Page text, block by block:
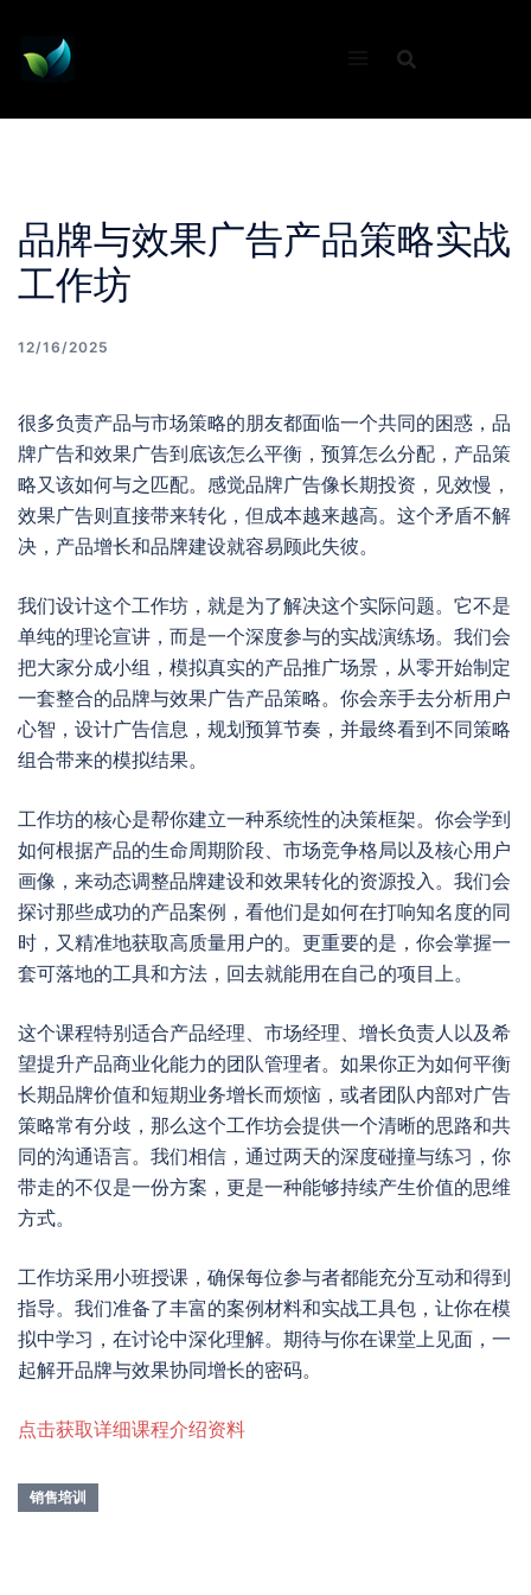
content
品牌与效果广告产品策略实战
工作坊
12/16/2025
很多负责产品与市场策略的朋友都面临一个共同的困惑，品
牌广告和效果广告到底该怎么平衡，预算怎么分配，产品策
略又该如何与之匹配。感觉品牌广告像长期投资，见效慢，
效果广告则直接带来转化，但成本越来越高。这个矛盾不解
决，产品增长和品牌建设就容易顾此失彼。
我们设计这个工作坊，就是为了解决这个实际问题。它不是
单纯的理论宣讲，而是一个深度参与的实战演练场。我们会
把大家分成小组，模拟真实的产品推广场景，从零开始制定
一套整合的品牌与效果广告产品策略。你会亲手去分析用户
心智，设计广告信息，规划预算节奏，并最终看到不同策略
组合带来的模拟结果。
工作坊的核心是帮你建立一种系统性的决策框架。你会学到
如何根据产品的生命周期阶段、市场竞争格局以及核心用户
画像，来动态调整品牌建设和效果转化的资源投入。我们会
探讨那些成功的产品案例，看他们是如何在打响知名度的同
时，又精准地获取高质量用户的。更重要的是，你会掌握一
套可落地的工具和方法，回去就能用在自己的项目上。
这个课程特别适合产品经理、市场经理、增长负责人以及希
望提升产品商业化能力的团队管理者。如果你正为如何平衡
长期品牌价值和短期业务增长而烦恼，或者团队内部对广告
策略常有分歧，那么这个工作坊会提供一个清晰的思路和共
同的沟通语言。我们相信，通过两天的深度碰撞与练习，你
带走的不仅是一份方案，更是一种能够持续产生价值的思维
方式。
工作坊采用小班授课，确保每位参与者都能充分互动和得到
指导。我们准备了丰富的案例材料和实战工具包，让你在模
拟中学习，在讨论中深化理解。期待与你在课堂上见面，一
起解开品牌与效果协同增长的密码。
点击获取详细课程介绍资料
销售培训